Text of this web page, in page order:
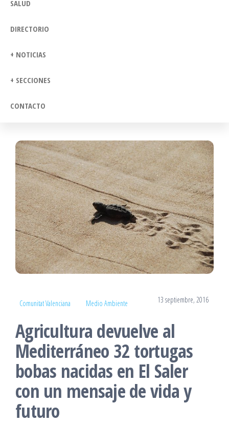
SALUD
DIRECTORIO
+ NOTICIAS
+ SECCIONES
CONTACTO
Comunitat Valenciana Medio Ambiente 13 septiembre, 2016
Agricultura devuelve al
Mediterráneo 32 tortugas
bobas nacidas en El Saler
con un mensaje de vida y
futuro